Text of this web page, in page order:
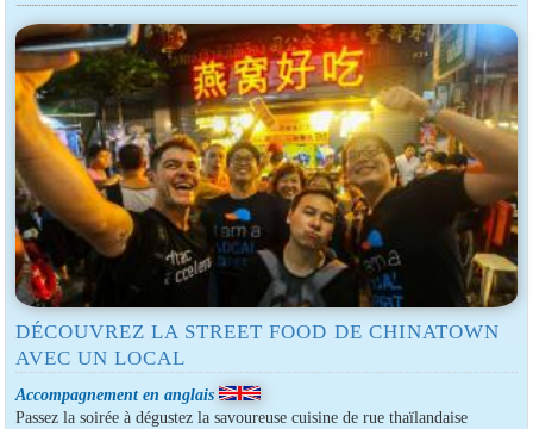
DÉCOUVREZ LA STREET FOOD DE CHINATOWN
AVEC UN LOCAL
Accompagnement en anglais
Passez la soirée à dégustez la savoureuse cuisine de rue thaïlandaise